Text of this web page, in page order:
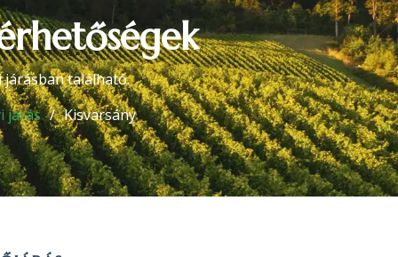
járásban található.
járás Kisvarsány